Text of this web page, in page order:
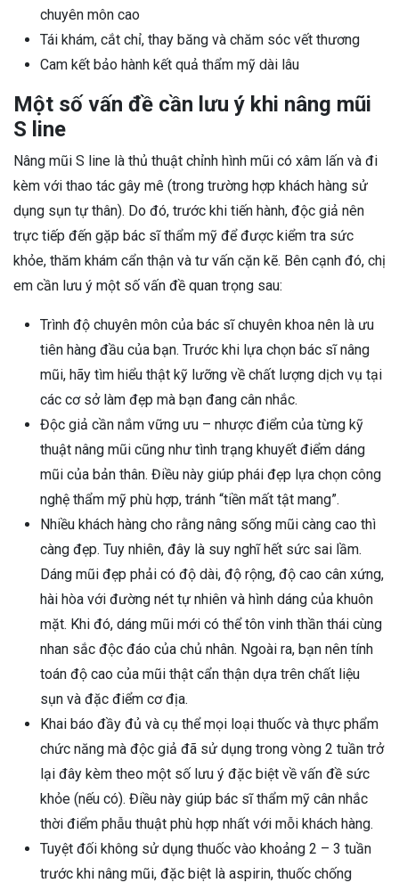
chuyên môn cao
Tái khám, cắt chỉ, thay băng và chăm sóc vết thương
Cam kết bảo hành kết quả thẩm mỹ dài lâu
Một số vấn đề cần lưu ý khi nâng mũi
S line
Nâng mũi S line là thủ thuật chỉnh hình mũi có xâm lấn và đi
kèm với thao tác gây mê (trong trường hợp khách hàng sử
dụng sụn tự thân). Do đó, trước khi tiến hành, độc giả nên
trực tiếp đến gặp bác sĩ thẩm mỹ để được kiểm tra sức
khỏe, thăm khám cẩn thận và tư vấn cặn kẽ. Bên cạnh đó, chị
em cần lưu ý một số vấn đề quan trọng sau:
Trình độ chuyên môn của bác sĩ chuyên khoa nên là ưu
tiên hàng đầu của bạn. Trước khi lựa chọn bác sĩ nâng
mũi, hãy tìm hiểu thật kỹ lưỡng về chất lượng dịch vụ tại
các cơ sở làm đẹp mà bạn đang cân nhắc.
Độc giả cần nắm vững ưu – nhược điểm của từng kỹ
thuật nâng mũi cũng như tình trạng khuyết điểm dáng
mũi của bản thân. Điều này giúp phái đẹp lựa chọn công
nghệ thẩm mỹ phù hợp, tránh “tiền mất tật mang”.
Nhiều khách hàng cho rằng nâng sống mũi càng cao thì
càng đẹp. Tuy nhiên, đây là suy nghĩ hết sức sai lầm.
Dáng mũi đẹp phải có độ dài, độ rộng, độ cao cân xứng,
hài hòa với đường nét tự nhiên và hình dáng của khuôn
mặt. Khi đó, dáng mũi mới có thể tôn vinh thần thái cùng
nhan sắc độc đáo của chủ nhân. Ngoài ra, bạn nên tính
toán độ cao của mũi thật cẩn thận dựa trên chất liệu
sụn và đặc điểm cơ địa.
Khai báo đầy đủ và cụ thể mọi loại thuốc và thực phẩm
chức năng mà độc giả đã sử dụng trong vòng 2 tuần trở
lại đây kèm theo một số lưu ý đặc biệt về vấn đề sức
khỏe (nếu có). Điều này giúp bác sĩ thẩm mỹ cân nhắc
thời điểm phẫu thuật phù hợp nhất với mỗi khách hàng.
Tuyệt đối không sử dụng thuốc vào khoảng 2 – 3 tuần
trước khi nâng mũi, đặc biệt là aspirin, thuốc chống